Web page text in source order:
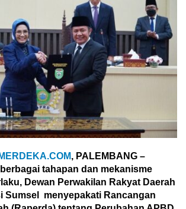
, PALEMBANG –
tahapan dan mekanisme
Dewan Perwakilan Rakyat Daerah
Sumsel menyepakati Rancangan